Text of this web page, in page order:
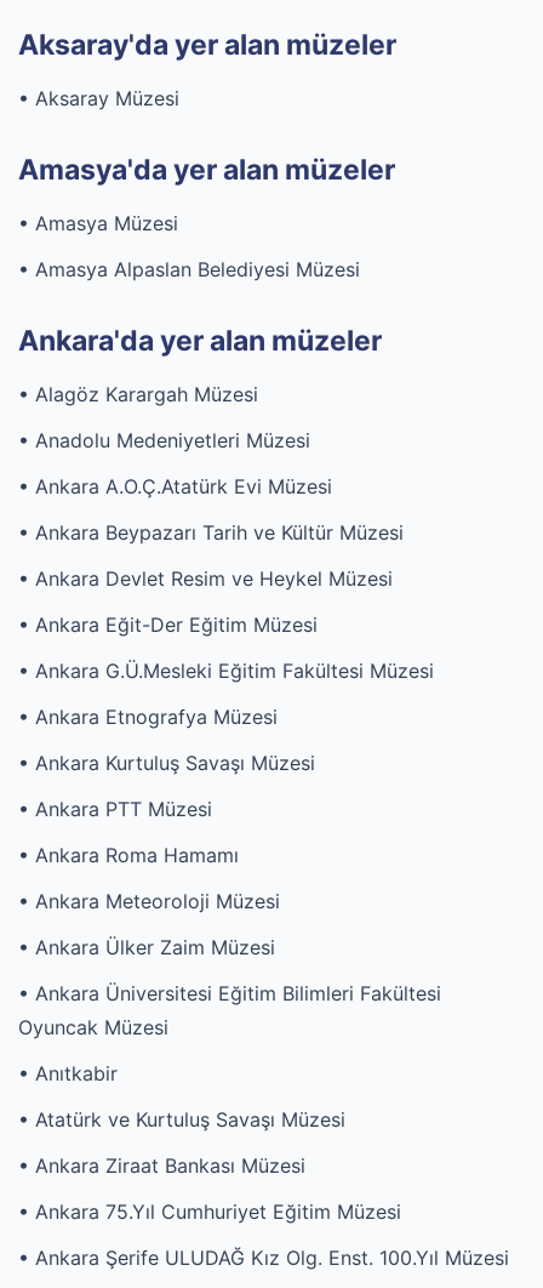
Aksaray'da yer alan müzeler
• Aksaray Müzesi
Amasya'da yer alan müzeler
• Amasya Müzesi
• Amasya Alpaslan Belediyesi Müzesi
Ankara'da yer alan müzeler
• Alagöz Karargah Müzesi
• Anadolu Medeniyetleri Müzesi
• Ankara A.O.Ç.Atatürk Evi Müzesi
• Ankara Beypazarı Tarih ve Kültür Müzesi
• Ankara Devlet Resim ve Heykel Müzesi
• Ankara Eğit-Der Eğitim Müzesi
• Ankara G.Ü.Mesleki Eğitim Fakültesi Müzesi
• Ankara Etnografya Müzesi
• Ankara Kurtuluş Savaşı Müzesi
• Ankara PTT Müzesi
• Ankara Roma Hamamı
• Ankara Meteoroloji Müzesi
• Ankara Ülker Zaim Müzesi
• Ankara Üniversitesi Eğitim Bilimleri Fakültesi
Oyuncak Müzesi
• Anıtkabir
• Atatürk ve Kurtuluş Savaşı Müzesi
• Ankara Ziraat Bankası Müzesi
• Ankara 75.Yıl Cumhuriyet Eğitim Müzesi
• Ankara Şerife ULUDAĞ Kız Olg. Enst. 100.Yıl Müzesi